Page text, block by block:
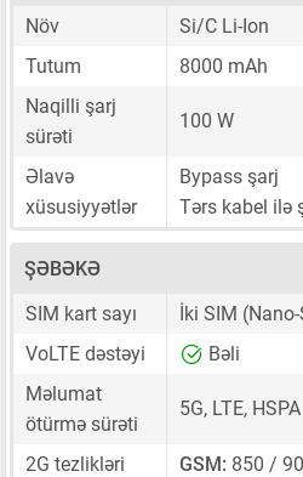
Növ
Si/C Li-Ion
Tutum
8000 mAh
Naqilli şarj
sürəti
100 W
Əlavə
xüsusiyyətlər
Bypass şarj
Tərs kabel ilə
ŞƏBƏKƏ
SIM kart sayı
İki SIM
VoLTE dəstəyi
Bəli
Məlumat
ötürmə sürəti
5G, LTE, HSPA
2G tezlikləri GSM: 850 /